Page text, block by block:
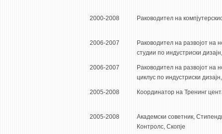
2000-2008 Раководител на
2006-2007
Раководител на развојот на
студии по индустриски
2006-2007
Раководител на развојот на
циклус по индустриски
2005-2008 Координатор на Тренинг
2005-2008
Академски советник,
Контролс, Скопје